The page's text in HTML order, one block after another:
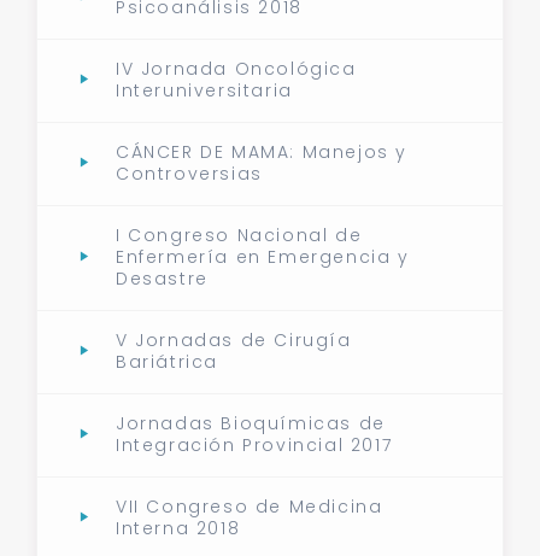
Psicoanálisis 2018
IV Jornada Oncológica
Interuniversitaria
CÁNCER DE MAMA: Manejos y
Controversias
I Congreso Nacional de
Enfermería en Emergencia y
Desastre
V Jornadas de Cirugía
Bariátrica
Jornadas Bioquímicas de
Integración Provincial 2017
VII Congreso de Medicina
Interna 2018